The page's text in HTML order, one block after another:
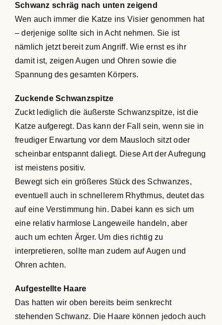
Schwanz schräg nach unten zeigend
Wen auch immer die Katze ins Visier genommen hat
– derjenige sollte sich in Acht nehmen. Sie ist
nämlich jetzt bereit zum Angriff. Wie ernst es ihr
damit ist, zeigen Augen und Ohren sowie die
Spannung des gesamten Körpers.
Zuckende Schwanzspitze
Zuckt lediglich die äußerste Schwanzspitze, ist die
Katze aufgeregt. Das kann der Fall sein, wenn sie in
freudiger Erwartung vor dem Mausloch sitzt oder
scheinbar entspannt daliegt. Diese Art der Aufregung
ist meistens positiv.
Bewegt sich ein größeres Stück des Schwanzes,
eventuell auch in schnellerem Rhythmus, deutet das
auf eine Verstimmung hin. Dabei kann es sich um
eine relativ harmlose Langeweile handeln, aber
auch um echten Ärger. Um dies richtig zu
interpretieren, sollte man zudem auf Augen und
Ohren achten.
Aufgestellte Haare
Das hatten wir oben bereits beim senkrecht
stehenden Schwanz. Die Haare können jedoch auch